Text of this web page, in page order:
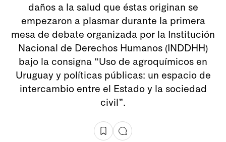
daños a la salud que éstas originan se
empezaron a plasmar durante la primera
mesa de debate organizada por la Institución
Nacional de Derechos Humanos (INDDHH)
bajo la consigna “Uso de agroquímicos en
Uruguay y políticas públicas: un espacio de
intercambio entre el Estado y la sociedad
civil”.